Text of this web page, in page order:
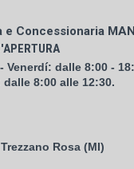
e Concessionaria
Venerdí: dalle 8:00 -
dalle 8:00 alle 12:30.
Rosa (MI)